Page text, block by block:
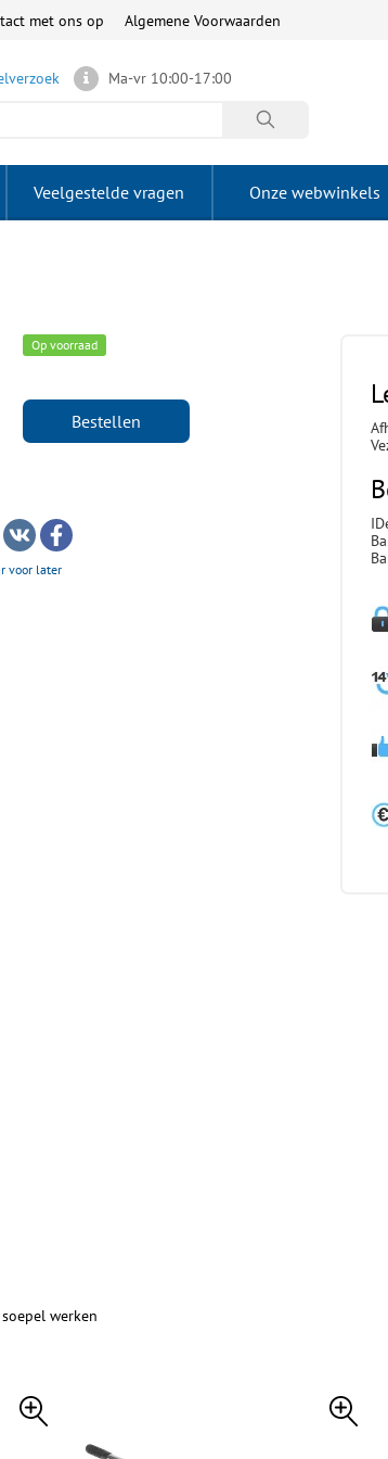
met ons op Algemene Voorwaarden
Ma-vr 10:00-17:00
Veelgestelde vragen Onze webwinkels
Op voorraad
Bestellen
voor later
werken